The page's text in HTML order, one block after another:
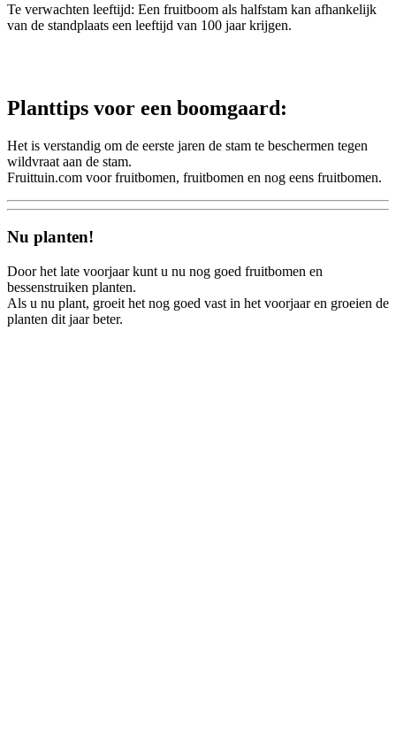
Te verwachten leeftijd: Een fruitboom als halfstam kan afhankelijk
van de standplaats een leeftijd van 100 jaar krijgen.
Planttips voor een boomgaard:
Het is verstandig om de eerste jaren de stam te beschermen tegen
wildvraat aan de stam.
Fruittuin.com voor fruitbomen, fruitbomen en nog eens fruitbomen.
Nu planten!
Door het late voorjaar kunt u nu nog goed fruitbomen en
bessenstruiken planten.
Als u nu plant, groeit het nog goed vast in het voorjaar en groeien de
planten dit jaar beter.